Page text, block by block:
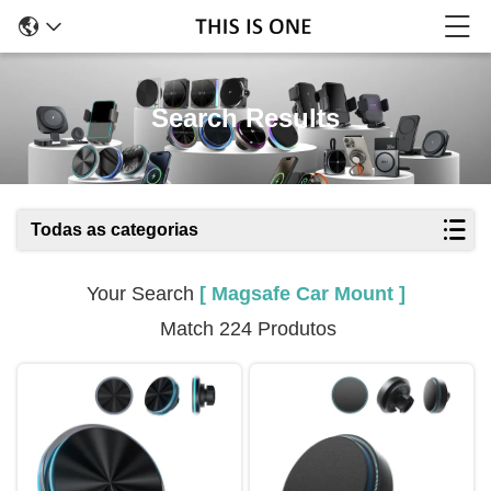
Search Results
Todas as categorias
Your Search [ Magsafe Car Mount ]
Match 224 Produtos